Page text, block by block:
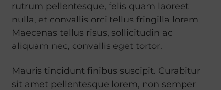
rutrum pellentesque, felis quam laoreet
nulla, et convallis orci tellus fringilla lorem.
Maecenas tellus risus, sollicitudin ac
aliquam nec, convallis eget tortor.
Mauris tincidunt finibus suscipit. Curabitur
sit amet pellentesque lorem, non semper